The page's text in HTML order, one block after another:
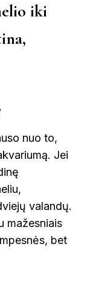
iki
nuo to,
Jei
valandų.
mažesniais
bet